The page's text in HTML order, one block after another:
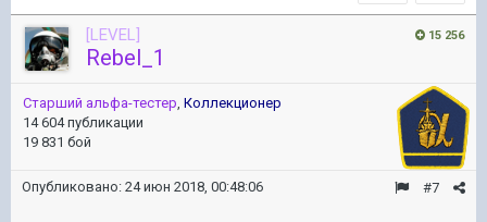
15 256
[LEVEL]
Rebel_1
Старший альфа-тестер, Коллекционер
14 604 публикации
19 831 бой
#7
Опубликовано: 24 июн 2018, 00:48:06